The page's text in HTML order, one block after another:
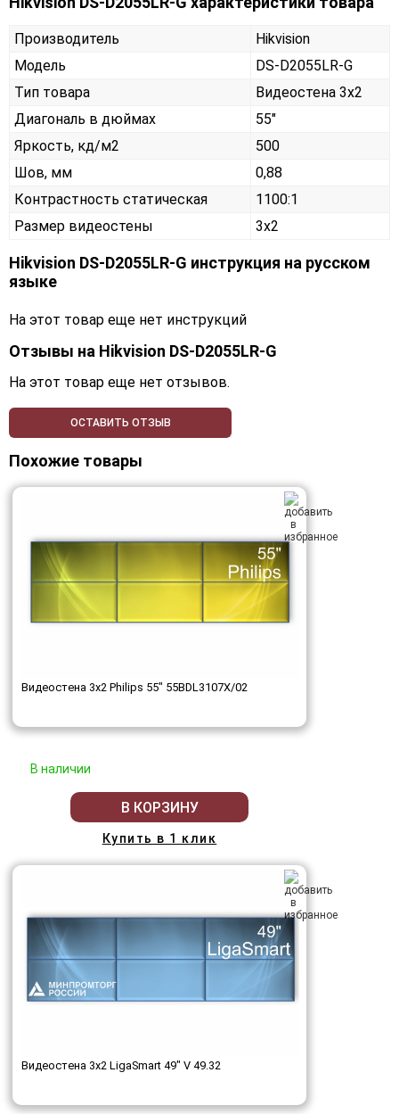
Производитель
Hikvision
Модель
DS-D2055LR-G
Тип товара
Видеостена 3х2
Диагональ в дюймах
55"
Яркость, кд/м2
500
Шов, мм
0,88
Контрастность статическая
1100:1
Размер видеостены
3x2
Hikvision DS-D2055LR-G инструкция на русском
языке
На этот товар еще нет инструкций
Отзывы на Hikvision DS-D2055LR-G
На этот товар еще нет отзывов.
ОСТАВИТЬ ОТЗЫВ
Похожие товары
Видеостена 3x2 Philips 55" 55BDL3107X/02
В наличии
В КОРЗИНУ
Купить в 1 клик
Видеостена 3x2 LigaSmart 49" V 49.32